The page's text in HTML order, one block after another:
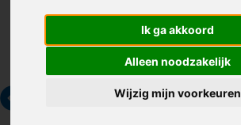
Ik ga akkoord
Alleen noodzakelijk
Wijzig mijn voorkeuren